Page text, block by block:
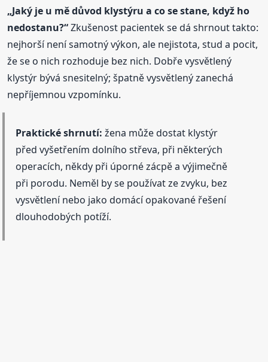
„Jaký je u mě důvod klystýru a co se stane, když ho
nedostanu?“Zkušenost pacientek se dá shrnout takto:
nejhorší není samotný výkon, ale nejistota, stud a pocit,
že se o nich rozhoduje bez nich. Dobře vysvětlený
klystýr bývá snesitelný; špatně vysvětlený zanechá
nepříjemnou vzpomínku.
Praktické shrnutí: žena může dostat klystýr
před vyšetřením dolního střeva, při některých
operacích, někdy při úporné zácpě a výjimečně
při porodu. Neměl by se používat ze zvyku, bez
vysvětlení nebo jako domácí opakované řešení
dlouhodobých potíží.